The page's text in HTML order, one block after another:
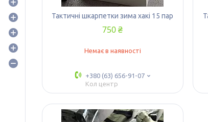
Тактичні шкарпетки зима хакі 15 пар
750 ₴
Немає в наявності
+380 (63) 656-91-07
Кол центр